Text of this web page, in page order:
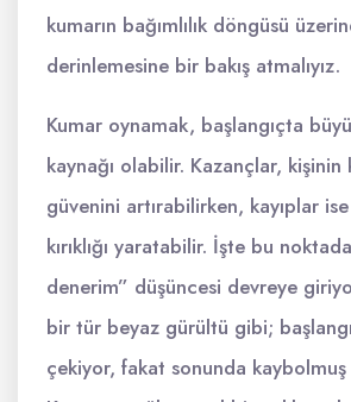
kumarın bağımlılık döngüsü
derinlemesine bir bakış atmalıyız.
Kumar oynamak, başlangıçta
kaynağı olabilir. Kazançlar,
güvenini artırabilirken, kayıplar
kırıklığı yaratabilir. İşte bu
denerim” düşüncesi devreye
bir tür beyaz gürültü gibi;
çekiyor, fakat sonunda